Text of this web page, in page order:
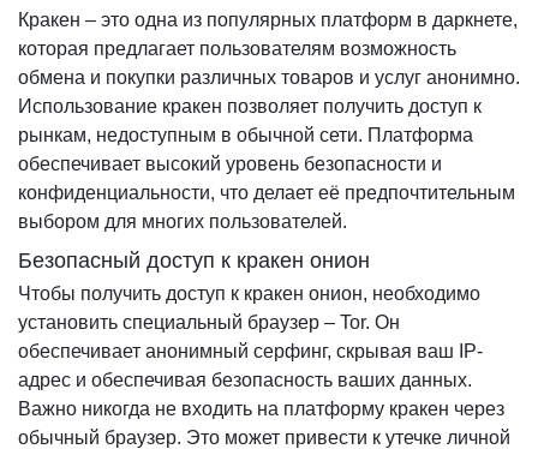
Кракен – это одна из популярных платформ в даркнете,
которая предлагает пользователям возможность
обмена и покупки различных товаров и услуг анонимно.
Использование кракен позволяет получить доступ к
рынкам, недоступным в обычной сети. Платформа
обеспечивает высокий уровень безопасности и
конфиденциальности, что делает её предпочтительным
выбором для многих пользователей.
Безопасный доступ к кракен онион
Чтобы получить доступ к кракен онион, необходимо
установить специальный браузер – Tor. Он
обеспечивает анонимный серфинг, скрывая ваш IP-
адрес и обеспечивая безопасность ваших данных.
Важно никогда не входить на платформу кракен через
обычный браузер. Это может привести к утечке личной